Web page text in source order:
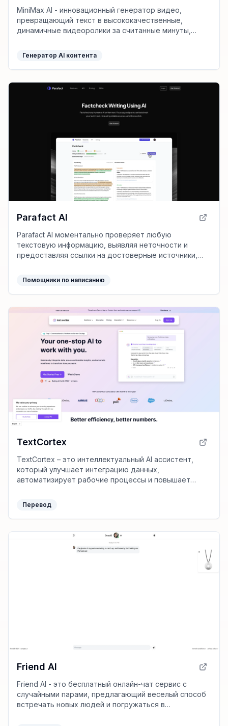
MiniMax AI - инновационный генератор видео,
превращающий текст в высококачественные,
динамичные видеоролики за считанные минуты,
Генератор AI контента
Parafact AI
Parafact AI моментально проверяет любую
текстовую информацию, выявляя неточности и
предоставляя ссылки на достоверные источники,
Помощники по написанию
TextCortex
TextCortex – это интеллектуальный AI ассистент,
который улучшает интеграцию данных,
автоматизирует рабочие процессы и повышает
Перевод
Friend AI
Friend AI - это бесплатный онлайн-чат сервис с
случайными парами, предлагающий веселый способ
встречать новых людей и погружаться в